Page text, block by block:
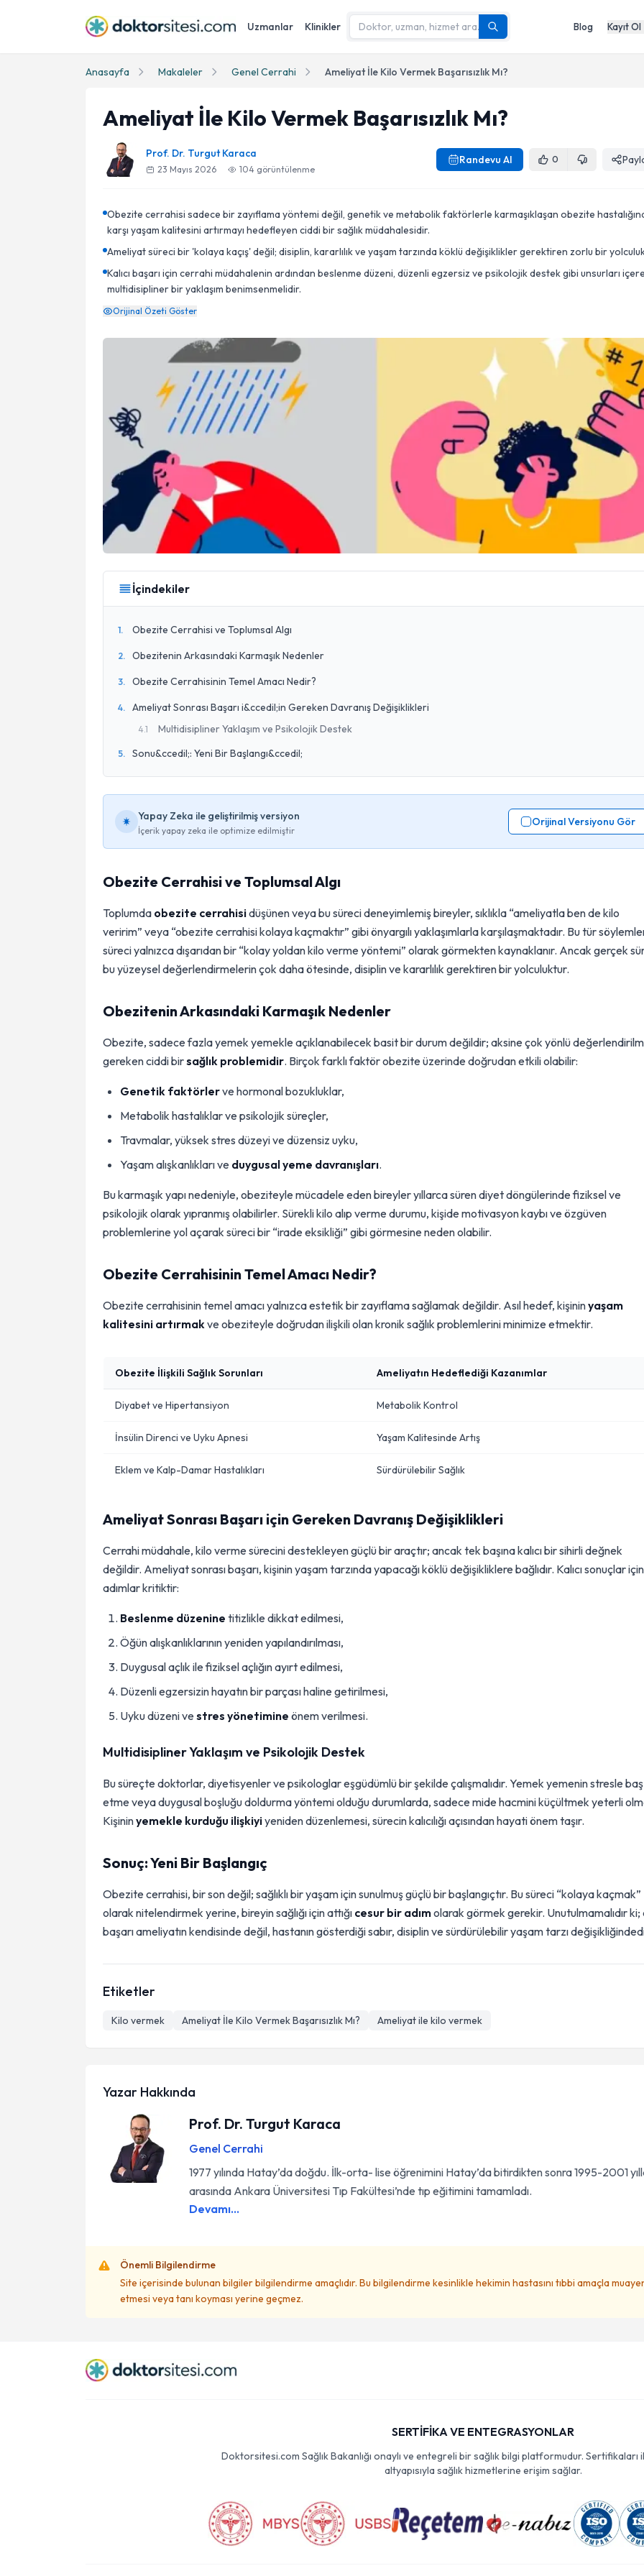
Uzmanlar Klinikler Blog Kayıt Ol
Anasayfa Makaleler Genel Cerrahi Ameliyat İle Kilo Vermek Başarısızlık Mı?
Ameliyat İle Kilo Vermek Başarısızlık Mı?
Prof. Dr. Turgut Karaca
23 Mayıs 2026 104 görüntülenme
Randevu Al 0
Obezite cerrahisi sadece bir zayıflama yöntemi değil, genetik ve metabolik faktörlerle karmaşıklaşan obezite
karşı yaşam kalitesini artırmayı hedefleyen ciddi bir sağlık müdahalesidir.
Ameliyat süreci bir 'kolaya kaçış' değil; disiplin, kararlılık ve yaşam tarzında köklü değişiklikler gerektiren zorlu bir
Kalıcı başarı için cerrahi müdahalenin ardından beslenme düzeni, düzenli egzersiz ve psikolojik destek gibi unsurları
multidisipliner bir yaklaşım benimsenmelidir.
Orijinal Özeti Göster
İçindekiler
1. Obezite Cerrahisi ve Toplumsal Algı
2. Obezitenin Arkasındaki Karmaşık Nedenler
3. Obezite Cerrahisinin Temel Amacı Nedir?
4. Ameliyat Sonrası Başarı i&ccedil;in Gereken Davranış Değişiklikleri
4.1 Multidisipliner Yaklaşım ve Psikolojik Destek
5. Sonu&ccedil;: Yeni Bir Başlangı&ccedil;
Yapay Zeka ile geliştirilmiş versiyon
İçerik yapay zeka ile optimize edilmiştir
Orijinal Versiyonu Gör
Obezite Cerrahisi ve Toplumsal Algı
Toplumda obezite cerrahisidüşünen veya bu süreci deneyimlemiş bireyler, sıklıkla “ameliyatla ben de kilo
veririm” veya “obezite cerrahisi kolaya kaçmaktır” gibi önyargılı yaklaşımlarla karşılaşmaktadır. Bu tür
süreci yalnızca dışarıdan bir “kolay yoldan kilo verme yöntemi” olarak görmekten kaynaklanır. Ancak gerçek
bu yüzeysel değerlendirmelerin çok daha ötesinde, disiplin ve kararlılık gerektiren bir yolculuktur.
Obezitenin Arkasındaki Karmaşık Nedenler
Obezite, sadece fazla yemek yemekle açıklanabilecek basit bir durum değildir; aksine çok yönlü
gereken ciddi birsağlık problemidir. Birçok farklı faktör obezite üzerinde doğrudan etkili olabilir:
Genetik faktörlerve hormonal bozukluklar,
Metabolik hastalıklar ve psikolojik süreçler,
Travmalar, yüksek stres düzeyi ve düzensiz uyku,
Yaşam alışkanlıkları ve duygusal yeme davranışları.
Bu karmaşık yapı nedeniyle, obeziteyle mücadele eden bireyler yıllarca süren diyet döngülerinde fiziksel ve
psikolojik olarak yıpranmış olabilirler. Sürekli kilo alıp verme durumu, kişide motivasyon kaybı ve özgüven
problemlerine yol açarak süreci bir “irade eksikliği” gibi görmesine neden olabilir.
Obezite Cerrahisinin Temel Amacı Nedir?
Obezite cerrahisinin temel amacı yalnızca estetik bir zayıflama sağlamak değildir. Asıl hedef, kişininyaşam
kalitesini artırmakve obeziteyle doğrudan ilişkili olan kronik sağlık problemlerini minimize etmektir.
Obezite İlişkili Sağlık Sorunları Ameliyatın Hedeflediği Kazanımlar
Diyabet ve Hipertansiyon Metabolik Kontrol
İnsülin Direnci ve Uyku Apnesi Yaşam Kalitesinde Artış
Eklem ve Kalp-Damar Hastalıkları Sürdürülebilir Sağlık
Ameliyat Sonrası Başarı için Gereken Davranış Değişiklikleri
Cerrahi müdahale, kilo verme sürecini destekleyen güçlü bir araçtır; ancak tek başına kalıcı bir sihirli değnek
değildir. Ameliyat sonrası başarı, kişinin yaşam tarzında yapacağı köklü değişikliklere bağlıdır. Kalıcı sonuçlar
adımlar kritiktir:
Beslenme düzenine titizlikle dikkat edilmesi,
Öğün alışkanlıklarının yeniden yapılandırılması,
Duygusal açlık ile fiziksel açlığın ayırt edilmesi,
Düzenli egzersizin hayatın bir parçası haline getirilmesi,
Uyku düzeni ve stres yönetimine önem verilmesi.
Multidisipliner Yaklaşım ve Psikolojik Destek
Bu süreçte doktorlar, diyetisyenler ve psikologlar eşgüdümlü bir şekilde çalışmalıdır. Yemek yemenin stresle baş
etme veya duygusal boşluğu doldurma yöntemi olduğu durumlarda, sadece mide hacmini küçültmek yeterli
Kişininyemekle kurduğu ilişkiyiyeniden düzenlemesi, sürecin kalıcılığı açısından hayati önem taşır.
Sonuç: Yeni Bir Başlangıç
Obezite cerrahisi, bir son değil; sağlıklı bir yaşam için sunulmuş güçlü bir başlangıçtır. Bu süreci “kolaya kaçmak”
olarak nitelendirmek yerine, bireyin sağlığı için attığı cesur bir adımolarak görmek gerekir. Unutulmamalıdır ki;
başarı ameliyatın kendisinde değil, hastanın gösterdiği sabır, disiplin ve sürdürülebilir yaşam tarzı
Etiketler
Kilo vermek Ameliyat İle Kilo Vermek Başarısızlık Mı? Ameliyat ile kilo vermek
Yazar Hakkında
Prof. Dr. Turgut Karaca
Genel Cerrahi
1977 yılında Hatay’da doğdu. İlk-orta- lise öğrenimini Hatay’da bitirdikten sonra 1995-2001
arasında Ankara Üniversitesi Tıp Fakültesi’nde tıp eğitimini tamamladı.
Devamı...
Önemli Bilgilendirme
Site içerisinde bulunan bilgiler bilgilendirme amaçlıdır. Bu bilgilendirme kesinlikle hekimin hastasını tıbbi amaçla
etmesi veya tanı koyması yerine geçmez.
SERTİFİKA VE ENTEGRASYONLAR
Doktorsitesi.com Sağlık Bakanlığı onaylı ve entegreli bir sağlık bilgi platformudur.
altyapısıyla sağlık hizmetlerine erişim sağlar.